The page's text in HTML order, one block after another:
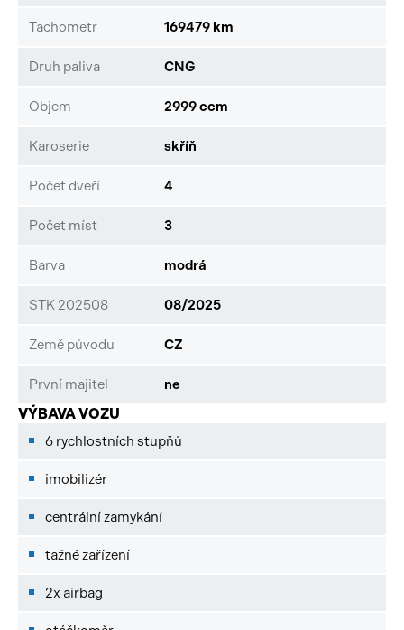
Tachometr 169479 km
Druh paliva CNG
Objem 2999 ccm
Karoserie skříň
Počet dveří 4
Počet míst 3
Barva modrá
STK 202508 08/2025
Země původu CZ
První majitel ne
VÝBAVA VOZU
6 rychlostních stupňů
imobilizér
centrální zamykání
tažné zařízení
2x airbag